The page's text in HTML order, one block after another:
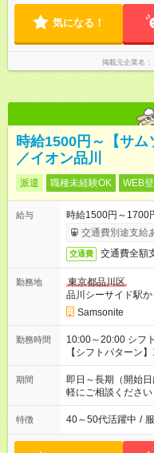
9.0h：14,688円含む
気になる！
掲載元企業名
時給1500円～【サ
／イオン品川
派遣 職種未経験OK WEB
給与
時給1500円～
交通費別途支給
交通費 交通費全額
勤務地
東京都品川区
品川シーサイド駅
Samsonite
勤務時間
10:00～20:00 シフト制／フルタイム（実働7.5h＋休憩1.5h）
【シフトパターン
期間
即日～長期（開始
軽にご相談ください
特徴 40～50代活躍中 /